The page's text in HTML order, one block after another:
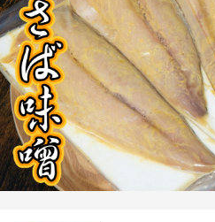
ショッピン
カートを
ギフト・海
当社限定オリジ
価格帯
並び順